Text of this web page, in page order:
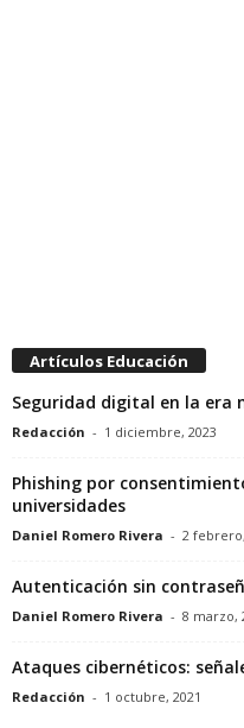
Artículos Educación
Seguridad digital en la era
Redacción - 1 diciembre, 2023
Phishing por
universidades
Daniel Romero Rivera - 2
Autenticación sin
Daniel Romero Rivera - 8 marzo,
Ataques cibernéticos:
Redacción - 1 octubre, 2021